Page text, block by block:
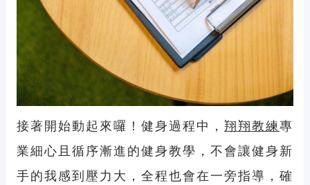
接著開始動起來囉！健身過程中， 翔翔教練專
業細心且循序漸進的健身教學，不會讓健身新
手的我感到壓力大，全程也會在一旁指導，確